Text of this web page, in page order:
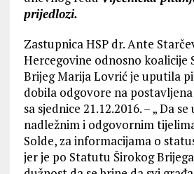
prijedlozi.
Zastupnica HSP dr. Ante
Hercegovine odnosno koalicije
Brijeg Marija Lovrić je uputila
dobila odgovore na
sa sjednice 21.12.2016. – „ Da
nadležnim i odgovornim
Solde, za informacijama o
jer je po Statutu Širokog